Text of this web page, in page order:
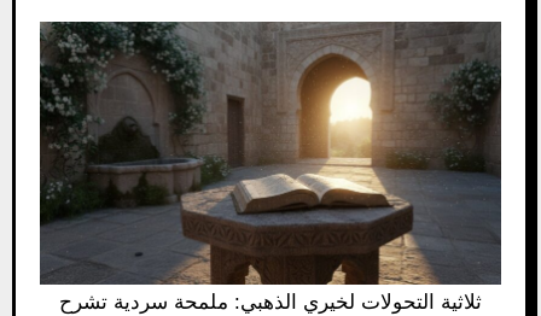
ثلاثية التحولات لخيري الذهبي: ملمحة سردية تشرح